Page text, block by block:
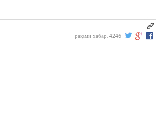
рақами хабар: 4246